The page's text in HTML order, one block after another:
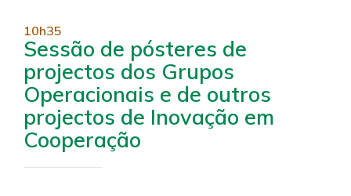
10h35
Sessão de pósteres de
projectos dos Grupos
Operacionais e de outros
projectos de Inovação em
Cooperação